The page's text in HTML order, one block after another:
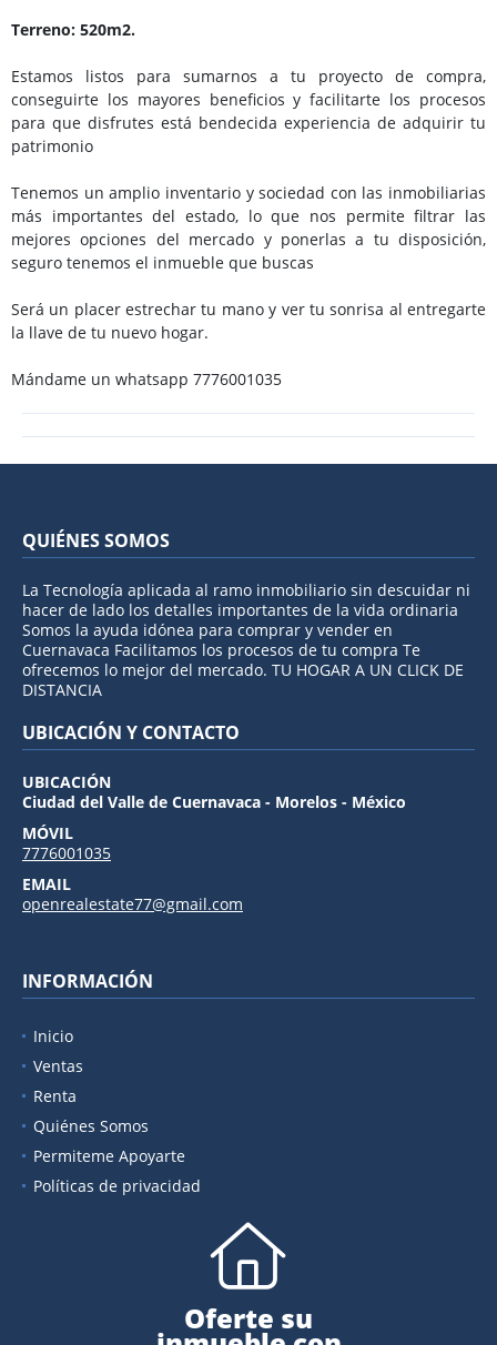
Terreno: 520m2.
Estamos listos para sumarnos a tu proyecto de compra,
conseguirte los mayores beneficios y facilitarte los procesos
para que disfrutes está bendecida experiencia de adquirir tu
patrimonio
Tenemos un amplio inventario y sociedad con las inmobiliarias
más importantes del estado, lo que nos permite filtrar las
mejores opciones del mercado y ponerlas a tu disposición,
seguro tenemos el inmueble que buscas
Será un placer estrechar tu mano y ver tu sonrisa al entregarte
la llave de tu nuevo hogar.
Mándame un whatsapp 7776001035
QUIÉNES SOMOS
La Tecnología aplicada al ramo inmobiliario sin descuidar ni
hacer de lado los detalles importantes de la vida ordinaria
Somos la ayuda idónea para comprar y vender en
Cuernavaca Facilitamos los procesos de tu compra Te
ofrecemos lo mejor del mercado. TU HOGAR A UN CLICK DE
DISTANCIA
UBICACIÓN Y CONTACTO
UBICACIÓN
Ciudad del Valle de Cuernavaca - Morelos - México
MÓVIL
7776001035
EMAIL
openrealestate77@gmail.com
INFORMACIÓN
Inicio
Ventas
Renta
Quiénes Somos
Permiteme Apoyarte
Políticas de privacidad
Oferte su